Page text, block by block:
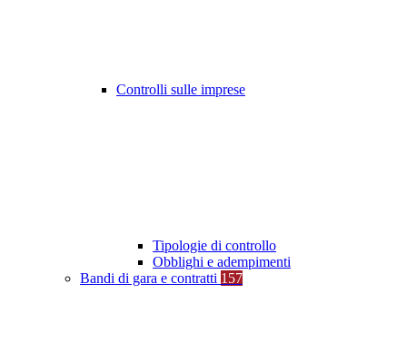
Controlli sulle imprese
Tipologie di controllo
Obblighi e adempimenti
Bandi di gara e contratti 157